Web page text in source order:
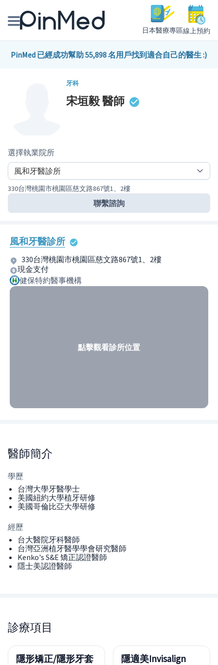
日本醫療專區線上預約
線上預約醫師、院所
PinMed 已經成功幫助 55,898 名用戶找到適合自己的醫生 :)
牙科
宋垣毅醫師
選擇執業院所
330台灣桃園市桃園區慈文路867號1、2樓
聯繫諮詢
風和牙醫診所
330台灣桃園市桃園區慈文路867號1、2樓
現金支付
健保特約醫事機構
點擊觀看診所位置
醫師簡介
學歷
台灣大學牙醫學士
美國紐約大學植牙研修
美國哥倫比亞大學研修
經歷
台大醫院牙科醫師
台灣亞洲植牙醫學學會研究醫師
Kenko's S&E 矯正認證醫師
隱士美認證醫師
診療項目
隱形矯正/隱形牙套 隱適美Invisalign